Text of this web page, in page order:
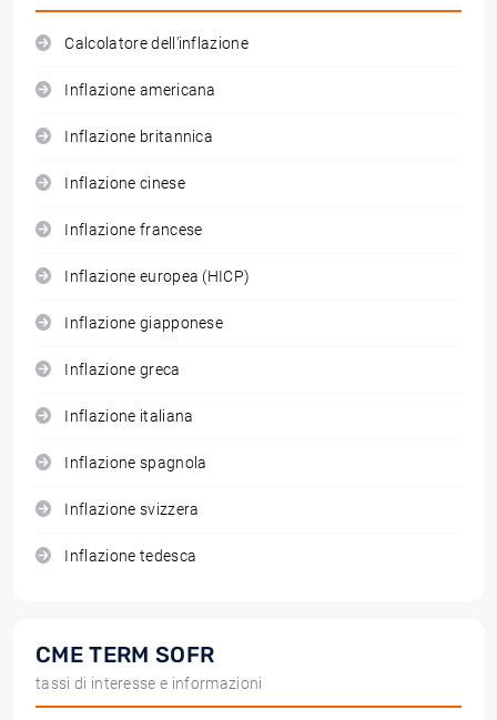
Calcolatore dell'inflazione
Inflazione americana
Inflazione britannica
Inflazione cinese
Inflazione francese
Inflazione europea (HICP)
Inflazione giapponese
Inflazione greca
Inflazione italiana
Inflazione spagnola
Inflazione svizzera
Inflazione tedesca
CME TERM SOFR
tassi di interesse e informazioni